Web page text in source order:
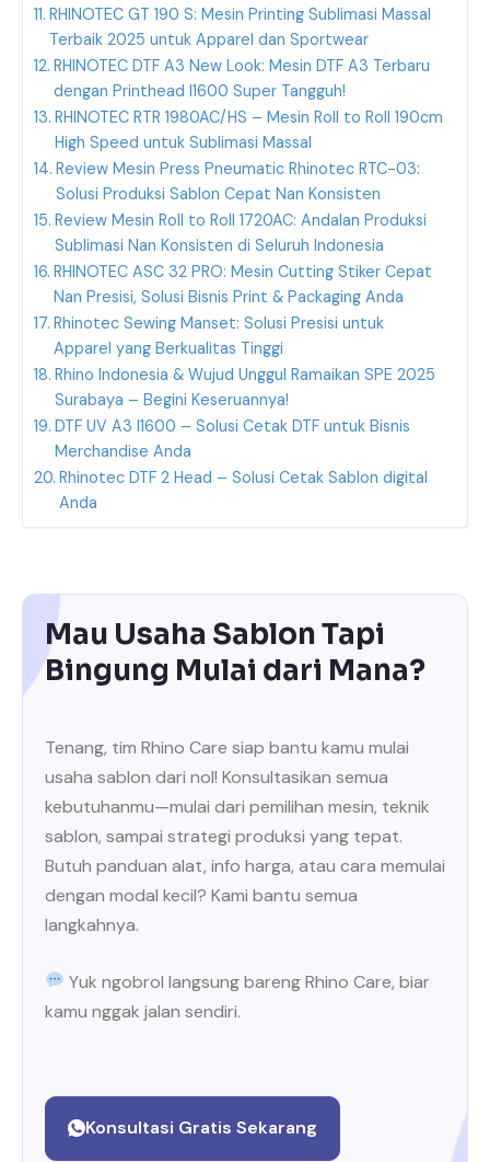
RHINOTEC GT 190 S: Mesin Printing Sublimasi Massal
Terbaik 2025 untuk Apparel dan Sportwear
RHINOTEC DTF A3 New Look: Mesin DTF A3 Terbaru
dengan Printhead I1600 Super Tangguh!
RHINOTEC RTR 1980AC/HS – Mesin Roll to Roll 190cm
High Speed untuk Sublimasi Massal
Review Mesin Press Pneumatic Rhinotec RTC-03:
Solusi Produksi Sablon Cepat Nan Konsisten
Review Mesin Roll to Roll 1720AC: Andalan Produksi
Sublimasi Nan Konsisten di Seluruh Indonesia
RHINOTEC ASC 32 PRO: Mesin Cutting Stiker Cepat
Nan Presisi, Solusi Bisnis Print & Packaging Anda
Rhinotec Sewing Manset: Solusi Presisi untuk
Apparel yang Berkualitas Tinggi
Rhino Indonesia & Wujud Unggul Ramaikan SPE 2025
Surabaya – Begini Keseruannya!
DTF UV A3 I1600 – Solusi Cetak DTF untuk Bisnis
Merchandise Anda
Rhinotec DTF 2 Head – Solusi Cetak Sablon digital
Anda
Mau Usaha Sablon Tapi
Bingung Mulai dari Mana?
Tenang, tim Rhino Care siap bantu kamu mulai
usaha sablon dari nol! Konsultasikan semua
kebutuhanmu—mulai dari pemilihan mesin, teknik
sablon, sampai strategi produksi yang tepat.
Butuh panduan alat, info harga, atau cara memulai
dengan modal kecil? Kami bantu semua
langkahnya.
Yuk ngobrol langsung bareng Rhino Care, biar
kamu nggak jalan sendiri.
Konsultasi Gratis Sekarang